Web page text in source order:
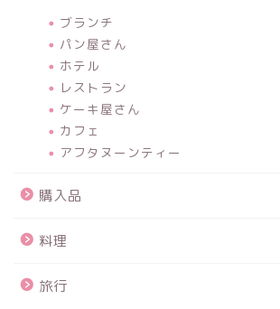
ブランチ
パン屋さん
ホテル
レストラン
ケーキ屋さん
カフェ
アフタヌーンティー
購入品
料理
旅行